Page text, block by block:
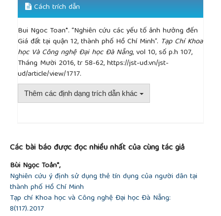
Cách trích dẫn
Bui Ngoc Toan*. “Nghiên cứu các yếu tố ảnh hưởng đến
Giá đất tại quận 12, thành phố Hồ Chí Minh”. Tạp Chí Khoa
học Và Công nghệ Đại học Đà Nẵng, vol 10, số p.h 107,
Tháng Mười 2016, tr 58-62, https://jst-ud.vn/jst-
ud/article/view/1717.
Thêm các định dạng trích dẫn khác
Các bài báo được đọc nhiều nhất của cùng tác giả
Bùi Ngọc Toản*,
Nghiên cứu ý định sử dụng thẻ tín dụng của người dân tại
thành phố Hồ Chí Minh
Tạp chí Khoa học và Công nghệ Đại học Đà Nẵng:
8(117).2017